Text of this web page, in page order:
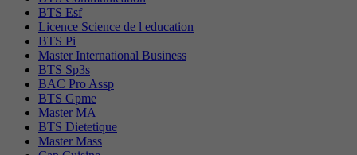
BTS Esf
Licence Science de l education
BTS Pi
Master International Business
BTS Sp3s
BAC Pro Assp
BTS Gpme
Master MA
BTS Dietetique
Master Mass